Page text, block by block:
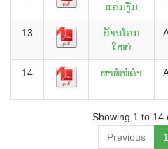
ແຄມງື່ມ
13
ບ້ານໂຄກ
ໃຫຍ່
14 ຜາທໍ່ໜໍ່ຄຳ
Showing 1 to 14
Previous
1